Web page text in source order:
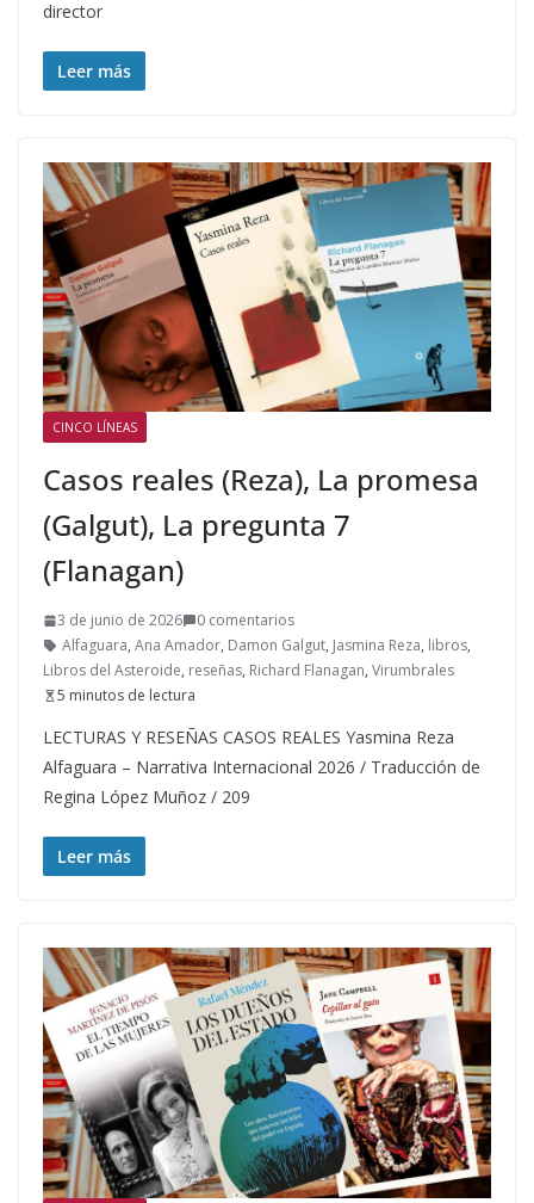
director
Leer más
CINCO LÍNEAS
Casos reales (Reza), La promesa
(Galgut), La pregunta 7
(Flanagan)
3 de junio de 2026
0 comentarios
Alfaguara, Ana Amador, Damon Galgut, Jasmina Reza, libros,
Libros del Asteroide, reseñas, Richard Flanagan, Virumbrales
5 minutos de lectura
LECTURAS Y RESEÑAS CASOS REALES Yasmina Reza
Alfaguara – Narrativa Internacional 2026 / Traducción de
Regina López Muñoz / 209
Leer más